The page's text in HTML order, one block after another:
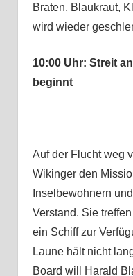
Braten, Blaukraut,
wird wieder
10:00 Uhr: Streit
beginnt
Auf der Flucht weg
Wikinger den
Inselbewohnern
Verstand. Sie
ein Schiff zur
Laune hält nicht
Board will Harald